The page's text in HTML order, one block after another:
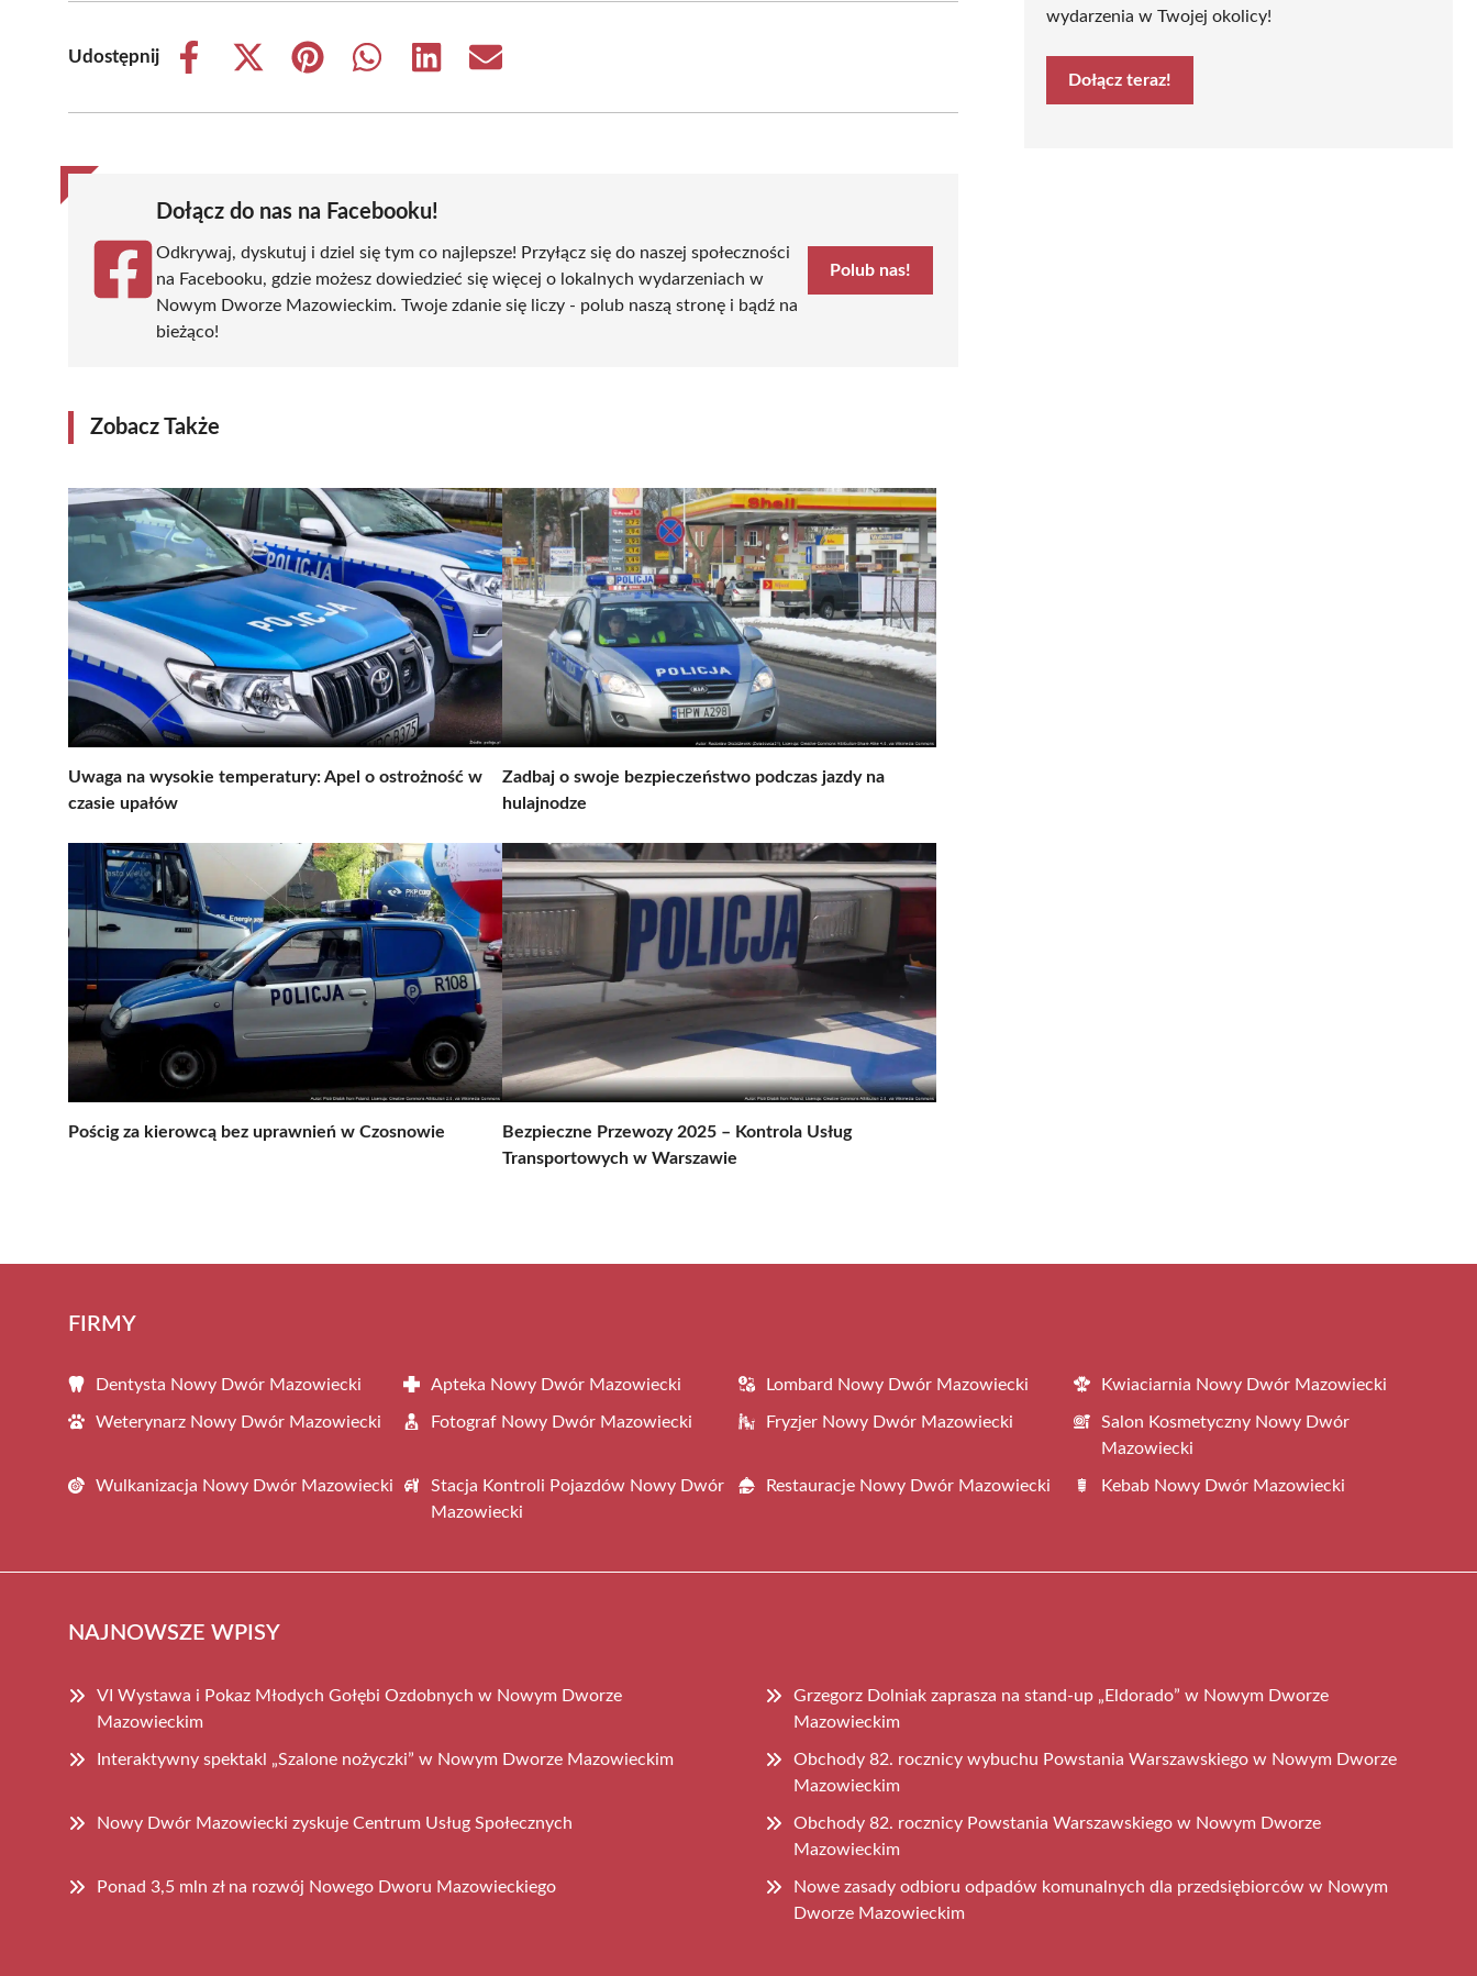
Udostępnij
Share
Share
(Twitter)
Share
Share
Share
Share
Dołącz do nas na Facebooku!
Odkrywaj, dyskutuj i dziel się tym co najlepsze! Przyłącz się do naszej społeczności
na Facebooku, gdzie możesz dowiedzieć się więcej o lokalnych wydarzeniach w
Nowym Dworze Mazowieckim. Twoje zdanie się liczy - polub naszą stronę i bądź na
bieżąco!
Polub nas!
Zobacz Także
Uwaga na wysokie temperatury: Apel o ostrożność w
czasie upałów
Zadbaj o swoje bezpieczeństwo podczas jazdy na
hulajnodze
Pościg za kierowcą bez uprawnień w Czosnowie
Bezpieczne Przewozy 2025 – Kontrola Usług
Transportowych w Warszawie
wydarzenia w Twojej okolicy!
Dołącz teraz!
FIRMY
Dentysta Nowy Dwór Mazowiecki Apteka Nowy Dwór Mazowiecki Lombard Nowy Dwór Mazowiecki Kwiaciarnia Nowy Dwór Mazowiecki
Weterynarz Nowy Dwór Mazowiecki Fotograf Nowy Dwór Mazowiecki Fryzjer Nowy Dwór Mazowiecki
Salon Kosmetyczny Nowy Dwór
Mazowiecki
Wulkanizacja Nowy Dwór Mazowiecki
Stacja Kontroli Pojazdów Nowy Dwór
Mazowiecki
Restauracje Nowy Dwór Mazowiecki Kebab Nowy Dwór Mazowiecki
NAJNOWSZE WPISY
VI Wystawa i Pokaz Młodych Gołębi Ozdobnych w Nowym Dworze
Mazowieckim
Grzegorz Dolniak zaprasza na stand-up „Eldorado” w Nowym Dworze
Mazowieckim
Interaktywny spektakl „Szalone nożyczki” w Nowym Dworze Mazowieckim
Obchody 82. rocznicy wybuchu Powstania Warszawskiego w Nowym Dworze
Mazowieckim
Nowy Dwór Mazowiecki zyskuje Centrum Usług Społecznych
Obchody 82. rocznicy Powstania Warszawskiego w Nowym Dworze
Mazowieckim
Ponad 3,5 mln zł na rozwój Nowego Dworu Mazowieckiego
Nowe zasady odbioru odpadów komunalnych dla przedsiębiorców w Nowym
Dworze Mazowieckim